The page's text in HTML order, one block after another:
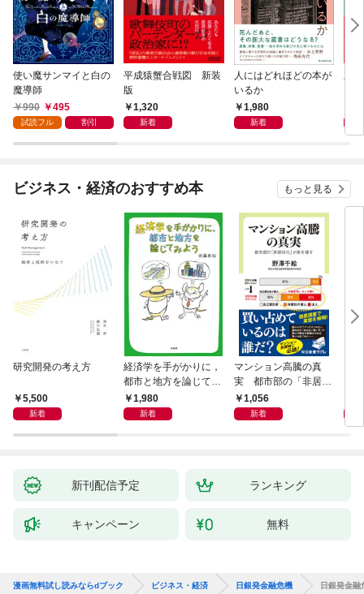
使い魔サンマイと白の
魔導師
990
495
試読フル 割引
平成猿蟹合戦図 新装
版
1,320
新着
人にはどれほどの本が
いるか
1,980
新着
五
ビジネス・経済のおすすめ本 もっと見る
研究開発の考え方
5,500
新着
経済学を手がかりに，
都市と地方を論じてみ
よう1,980
新着
マンション高騰の真
実 都市部の「非居住
化」が街を壊す
1,056
新着
イ
果
新刊配信予定 ランキング
キャンペーン 無料
漫画無料試し読みならdブック ビジネス・経済 日銀発金融危機 日銀発金融